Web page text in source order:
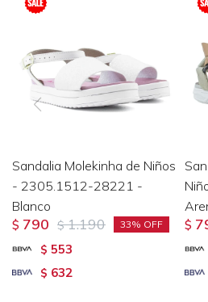
Sandalia Molekinha de Niños
- 2305.1512-28221 -
Blanco
$ 790 $ 1.190 33
$ 553
$ 632
$